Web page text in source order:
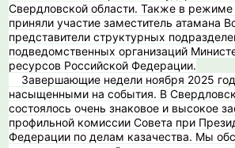
Свердловской области. Также в
приняли участие заместитель атамана
представители структурных
подведомственных организаций
ресурсов Российской Федерации.
Завершающие недели ноября 2025
насыщенными на события. В
состоялось очень знаковое и высокое
профильной комиссии Совета при
Федерации по делам казачества. Мы